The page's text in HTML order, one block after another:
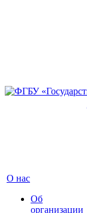
О нас
Об
организации